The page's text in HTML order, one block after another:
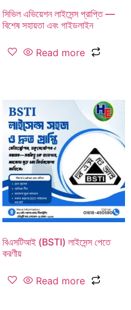
সিভিল এভিয়েশন লাইসেন্স প্রাপ্তি —
বিশেষ সহায়তা এবং গাইডলাইন
Read more
বিএসটিআই (BSTI) লাইসেন্স পেতে
করণীয়
Read more